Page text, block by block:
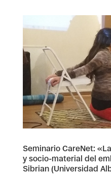
Seminario CareNet:
y socio-material del
Sibrian (Universidad